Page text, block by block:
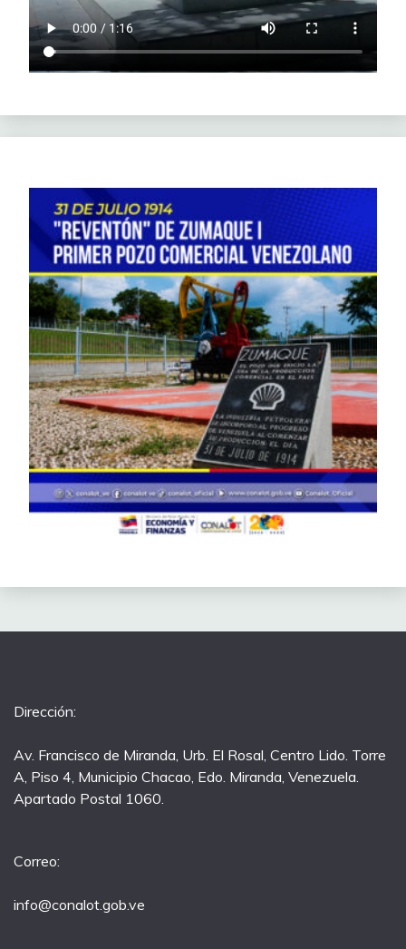
Dirección:
Av. Francisco de Miranda, Urb. El Rosal, Centro Lido. Torre
A, Piso 4, Municipio Chacao, Edo. Miranda, Venezuela.
Apartado Postal 1060.
Correo:
info@conalot.gob.ve